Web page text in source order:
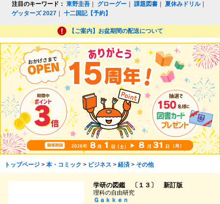
注目のキーワード： 東野圭吾 グローグー ｜課題図書 ｜夏休みドリル｜
ゲッターズ 2027 ｜十二国記【予約】
【ご案内】お盆期間の配送について
トップページ> 本・コミック > ビジネス > 経済> その他
学研の図鑑 〔１３〕 新訂版
理科の自由研究
Ｇａｋｋｅｎ